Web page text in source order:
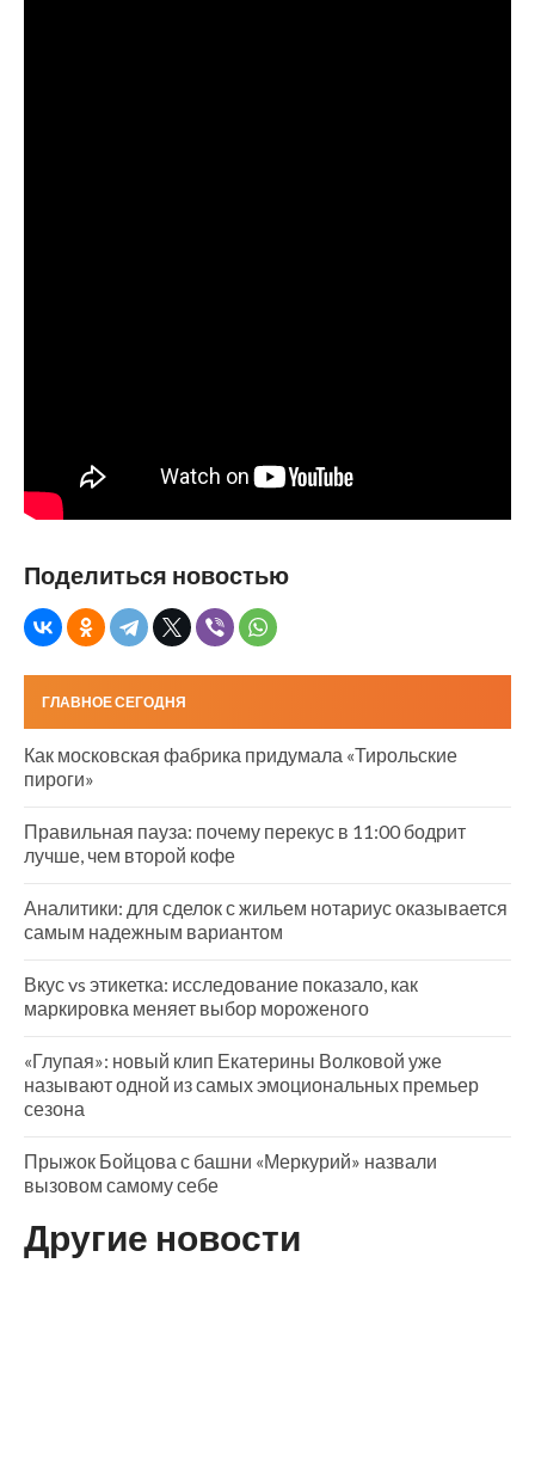
Поделиться новостью
ГЛАВНОЕ СЕГОДНЯ
Как московская фабрика придумала «Тирольские
пироги»
Правильная пауза: почему перекус в 11:00 бодрит
лучше, чем второй кофе
Аналитики: для сделок с жильем нотариус оказывается
самым надежным вариантом
Вкус vs этикетка: исследование показало, как
маркировка меняет выбор мороженого
«Глупая»: новый клип Екатерины Волковой уже
называют одной из самых эмоциональных премьер
сезона
Прыжок Бойцова с башни «Меркурий» назвали
вызовом самому себе
Другие новости